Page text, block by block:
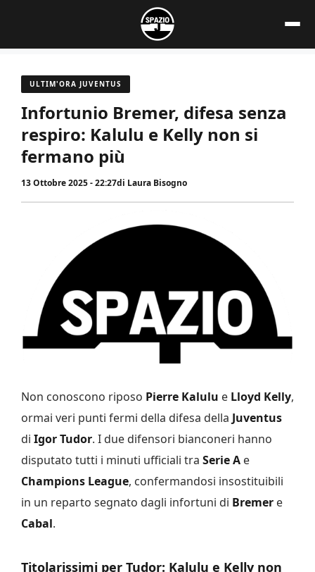
contenuto
ULTIM'ORA JUVENTUS
Infortunio Bremer, difesa senza
respiro: Kalulu e Kelly non si
fermano più
13 Ottobre 2025 - 22:27di Laura Bisogno
Non conoscono riposo Pierre Kalulu e Lloyd Kelly,
ormai veri punti fermi della difesa della Juventus
di Igor Tudor. I due difensori bianconeri hanno
disputato tutti i minuti ufficiali tra Serie A e
Champions League, confermandosi insostituibili
in un reparto segnato dagli infortuni di Bremer e
Cabal.
Titolarissimi per Tudor: Kalulu e Kelly non